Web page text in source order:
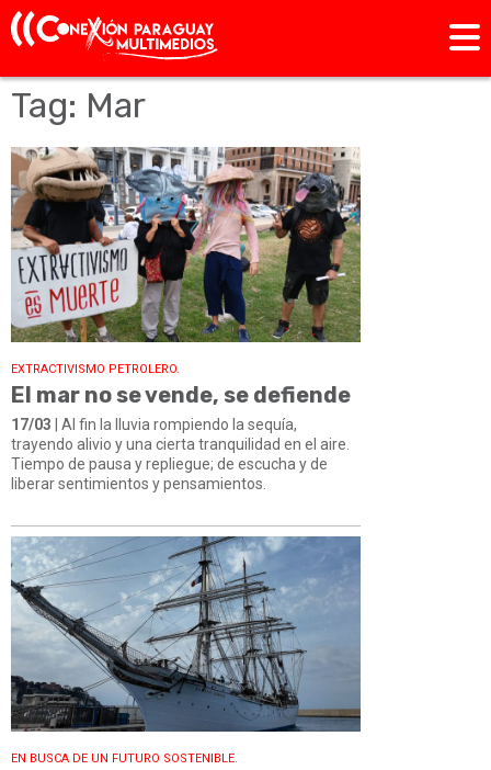
Tag: Mar
EXTRACTIVISMO PETROLERO.
El mar no se vende, se defiende
17/03 | Al fin la lluvia rompiendo la sequía,
trayendo alivio y una cierta tranquilidad en el aire.
Tiempo de pausa y repliegue; de escucha y de
liberar sentimientos y pensamientos.
EN BUSCA DE UN FUTURO SOSTENIBLE.